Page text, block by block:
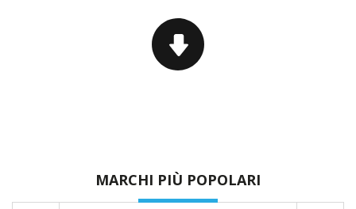
MARCHI PIÙ POPOLARI